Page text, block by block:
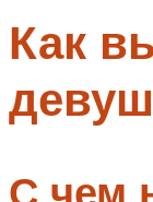
Меню
Как